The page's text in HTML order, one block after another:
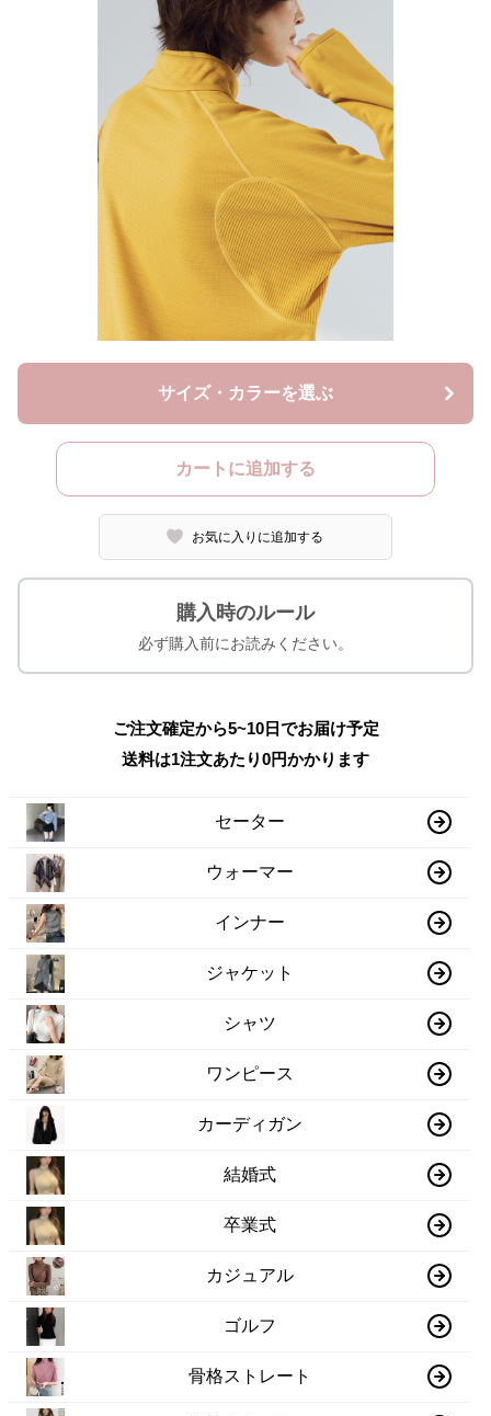
サイズ・カラーを選ぶ
カートに追加する
お気に入りに追加する
購入時のルール
必ず購入前にお読みください。
ご注文確定から5~10日でお届け予定
送料は1注文あたり0円かかります
セーター
ウォーマー
インナー
ジャケット
シャツ
ワンピース
カーディガン
結婚式
卒業式
カジュアル
ゴルフ
骨格ストレート